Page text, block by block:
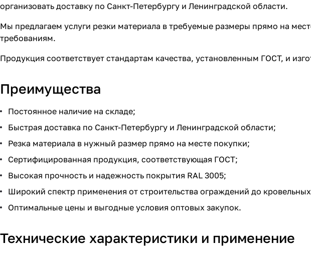
организовать доставку по Санкт-Петербургу и Ленинградской области.
Мы предлагаем услуги резки материала в требуемые размеры прямо на
требованиям.
Продукция соответствует стандартам качества, установленным ГОСТ, и
Преимущества
Постоянное наличие на складе;
Быстрая доставка по Санкт-Петербургу и Ленинградской области;
Резка материала в нужный размер прямо на месте покупки;
Сертифицированная продукция, соответствующая ГОСТ;
Высокая прочность и надежность покрытия RAL 3005;
Широкий спектр применения от строительства ограждений до
Оптимальные цены и выгодные условия оптовых закупок.
Технические характеристики и применение